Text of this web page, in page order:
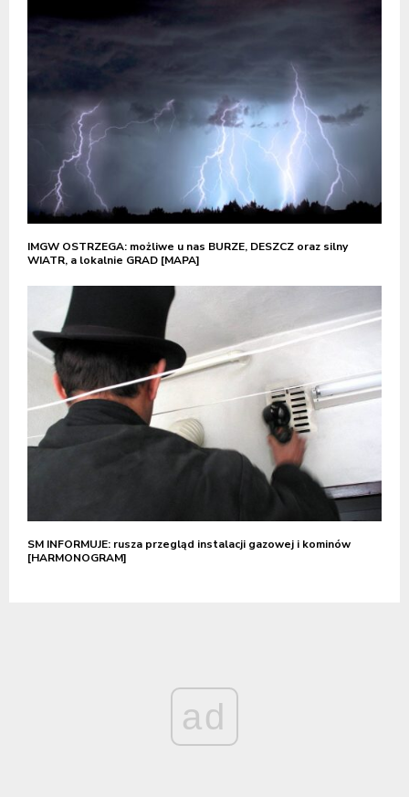
IMGW OSTRZEGA: możliwe u nas BURZE, DESZCZ oraz silny
WIATR, a lokalnie GRAD [MAPA]
SM INFORMUJE: rusza przegląd instalacji gazowej i kominów
[HARMONOGRAM]
ad